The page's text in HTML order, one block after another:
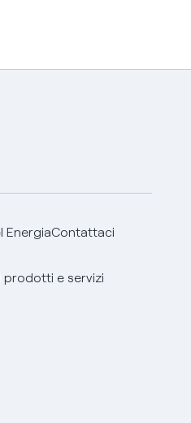
EnergiaContattaci
e servizi